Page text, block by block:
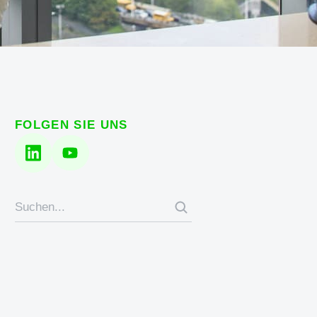
FOLGEN SIE UNS